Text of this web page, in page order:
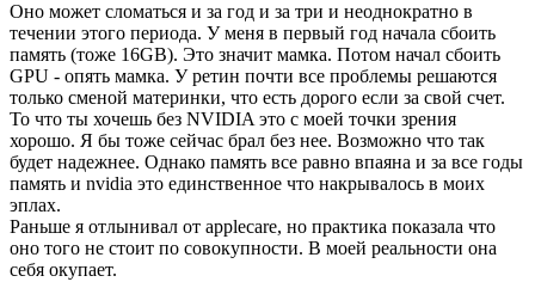
Оно может сломаться и за год и за три и неоднократно в
течении этого периода. У меня в первый год начала сбоить
память (тоже 16GB). Это значит мамка. Потом начал сбоить
GPU - опять мамка. У ретин почти все проблемы решаются
только сменой материнки, что есть дорого если за свой счет.
То что ты хочешь без NVIDIA это с моей точки зрения
хорошо. Я бы тоже сейчас брал без нее. Возможно что так
будет надежнее. Однако память все равно впаяна и за все годы
память и nvidia это единственное что накрывалось в моих
эплах.
Раньше я отлынивал от applecare, но практика показала что
оно того не стоит по совокупности. В моей реальности она
себя окупает.